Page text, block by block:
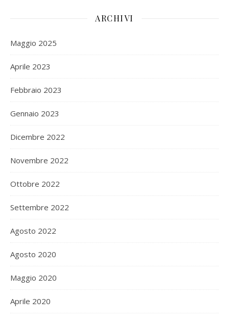
ARCHIVI
Maggio 2025
Aprile 2023
Febbraio 2023
Gennaio 2023
Dicembre 2022
Novembre 2022
Ottobre 2022
Settembre 2022
Agosto 2022
Agosto 2020
Maggio 2020
Aprile 2020